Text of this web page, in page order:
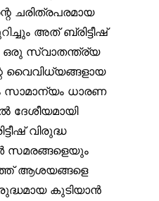
ചരിത്രപരമായ
അത് ബ്രിട്ടീഷ്
ഒരു സ്വാതന്ത്ര്യ
വൈവിധ്യങ്ങളായ
സാമാന്യം ധാരണ
ദേശീയമായി
വിരുദ്ധ
സമരങ്ങളെയും
ആശയങ്ങളെ
കുടിയാൻ